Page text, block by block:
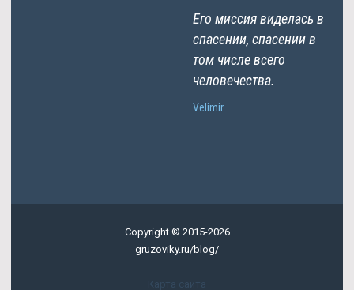
Его миссия виделась в
спасении, спасении в
том числе всего
человечества.
Velimir
Copyright © 2015-2026
gruzoviky.ru/blog/
Карта сайта